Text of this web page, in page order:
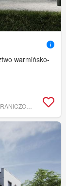
warmińsko-